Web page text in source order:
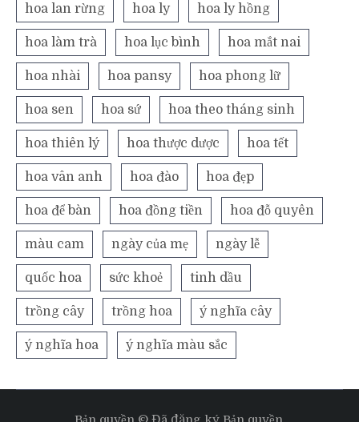
hoa lan rừng hoa ly hoa ly hồng
hoa làm trà hoa lục bình hoa mắt nai
hoa nhài hoa pansy hoa phong lữ
hoa sen hoa sứ hoa theo tháng sinh
hoa thiên lý hoa thược dược hoa tết
hoa vân anh hoa đào hoa đẹp
hoa để bàn hoa đồng tiền hoa đỗ quyên
màu cam ngày của mẹ ngày lễ
quốc hoa sức khoẻ tinh dầu
trồng cây trồng hoa ý nghĩa cây
ý nghĩa hoa ý nghĩa màu sắc